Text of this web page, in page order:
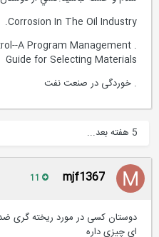
Corrosion In The Oil Industry.
A Program Management
Guide for Selecting Materials
. خوردگی در صنعت نفت
mjf1367
ای چیزی داره